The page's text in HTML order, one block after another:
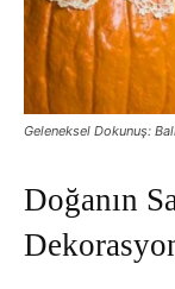
Geleneksel Dokunuş:
Doğanın